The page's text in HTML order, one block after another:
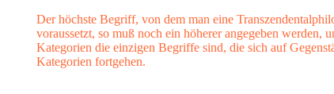
Der höchste Begriff, von dem man eine
voraussetzt, so muß noch ein höherer angegeben werden,
Kategorien die einzigen Begriffe sind, die sich auf
Kategorien fortgehen.